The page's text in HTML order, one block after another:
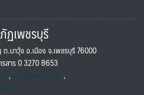
ฏเพชรบุรี
.นาวุ้ง อ.เมือง จ.เพชรบุรี 76000
สาร 0 3270 8653
, info@pbru.ac.th,